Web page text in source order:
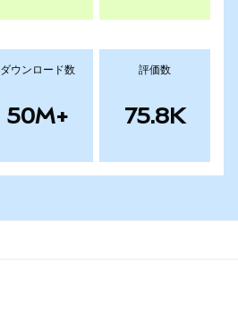
ダウンロード数
50M+
評価数
75.8K